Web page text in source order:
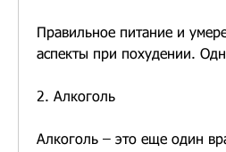
Правильное питание и
аспекты при похудении.
2. Алкоголь
Алкоголь – это еще один